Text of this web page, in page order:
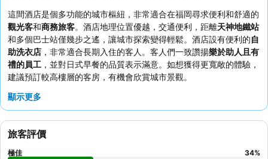
這間酒店是個多功能的城市樞紐，非常適合在福岡尋求便利和舒適的
觀光客和商務旅客。酒店地理位置優越，交通便利，距離天神地鐵站
和多個巴士站僅幾步之遙，讓城市探索變得輕鬆。酒店設有便利的自
助洗衣店 ，非常適合長期入住的客人。客人們一致讚揚樂於助人且有
禮的員工 ，並對日式早餐的品質表示滿意。如想獲得更寬敞的體驗，
建議預訂較高樓層的客房，有機會欣賞城市景觀。
顯示更多
旅客評價
極佳 34%